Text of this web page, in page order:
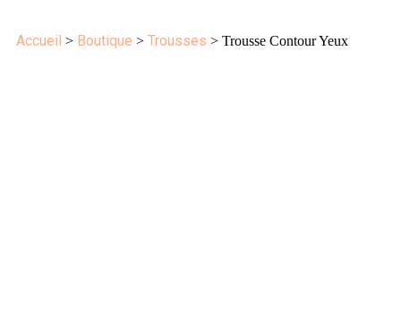
Accueil > Boutique > Trousses > Trousse Contour Yeux